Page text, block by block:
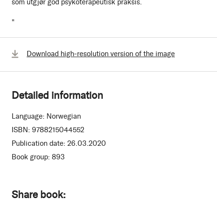
"
Share book:
Download high-resolution version of the image
Detailed information
Language: Norwegian
ISBN: 9788215044552
Publication date: 26.03.2020
Book group: 893